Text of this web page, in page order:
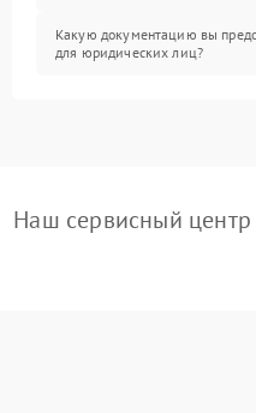
Какую документацию вы
для юридических лиц?
Наш сервисный